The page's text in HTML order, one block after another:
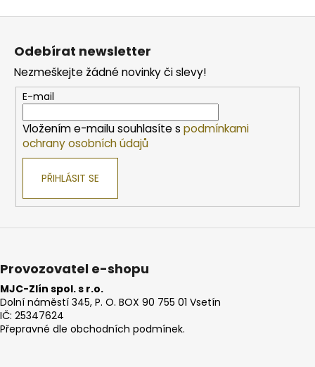
Z
Odebírat newsletter
Nezmeškejte žádné novinky či slevy!
E-mail
Vložením e-mailu souhlasíte s podmínkami
ochrany osobních údajů
PŘIHLÁSIT SE
Provozovatel e-shopu
MJC-Zlín spol. s r.o.
Dolní náměstí 345, P. O. BOX 90 755 01 Vsetín
IČ: 25347624
Přepravné dle obchodních podmínek.